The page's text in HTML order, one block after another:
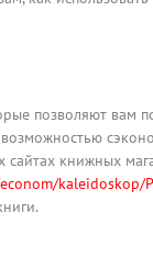
позволяют вам
книжных
kaleidoskop/